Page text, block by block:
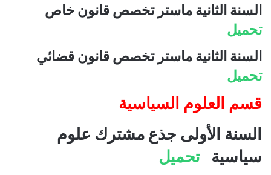
السنة الثانية ماستر تخصص قانون خاص
تحميل
السنة الثانية ماستر تخصص قانون قضائي
تحميل
قسم العلوم السياسية
السنة الأولى جذع مشترك علوم
سياسية تحميل